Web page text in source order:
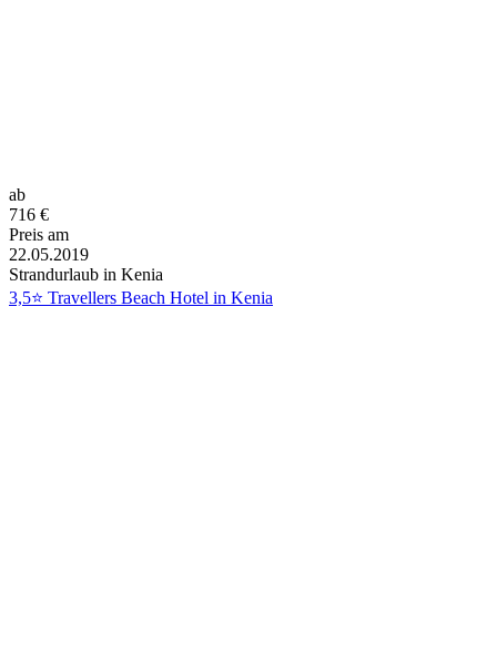
ab
716 €
Preis am
22.05.2019
Strandurlaub in Kenia
3,5⭐ Travellers Beach Hotel in Kenia